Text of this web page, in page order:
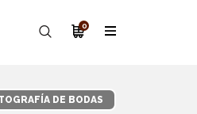
0
DE BODAS